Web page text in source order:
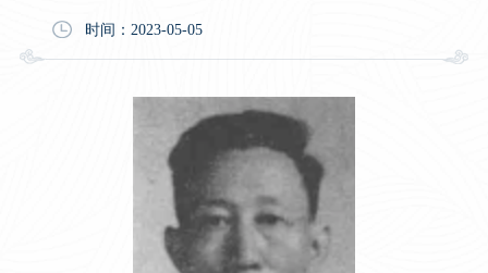
时间：2023-05-05